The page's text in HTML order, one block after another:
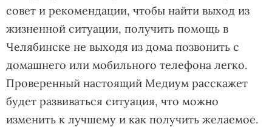
совет и рекомендации, чтобы найти выход из
жизненной ситуации, получить помощь в
Челябинске не выходя из дома позвонить с
домашнего или мобильного телефона легко.
Проверенный настоящий Медиум расскажет
будет развиваться ситуация, что можно
изменить к лучшему и как получить желаемое.